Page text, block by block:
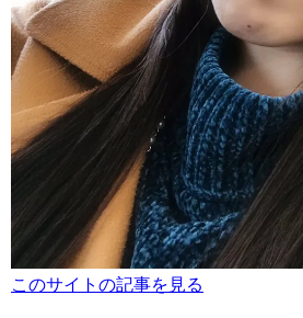
このサイトの記事を見る